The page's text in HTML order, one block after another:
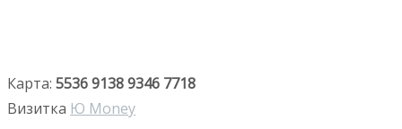
Карта: 5536 9138 9346 7718
Визитка Ю Money